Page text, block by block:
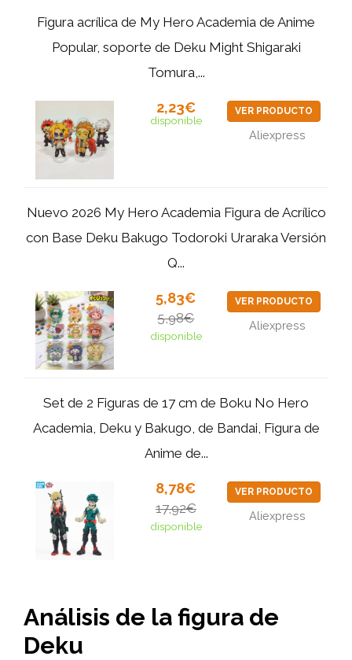
Figura acrílica de My Hero Academia de Anime
Popular, soporte de Deku Might Shigaraki
Tomura,...
2,23€
disponible
VER PRODUCTO
Aliexpress
Nuevo 2026 My Hero Academia Figura de Acrílico
con Base Deku Bakugo Todoroki Uraraka Versión
Q...
5,83€
5,98€
disponible
VER PRODUCTO
Aliexpress
Set de 2 Figuras de 17 cm de Boku No Hero
Academia, Deku y Bakugo, de Bandai, Figura de
Anime de...
8,78€
17,92€
disponible
VER PRODUCTO
Aliexpress
Análisis de la figura de
Deku